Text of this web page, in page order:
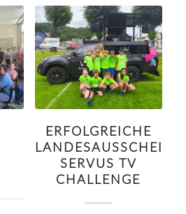
ERFOLGREICHE
SERVUS TV
CHALLENGE